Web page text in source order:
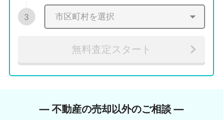
3
無料査定スタート
― 不動産の売却以外のご相談 ―